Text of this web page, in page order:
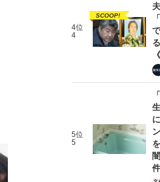
4位
4
SCOOP!
5位
5
件